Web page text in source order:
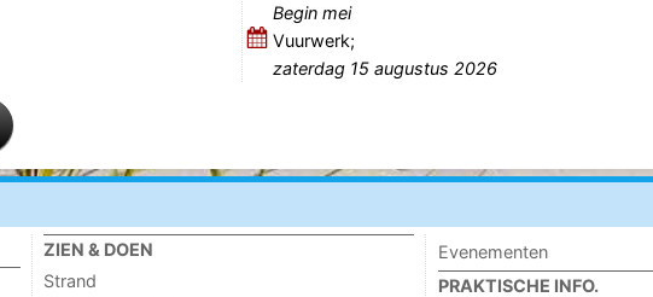
Begin mei
Vuurwerk;
zaterdag 15 augustus 2026
ZIEN & DOEN
Strand
Evenementen
PRAKTISCHE INFO.